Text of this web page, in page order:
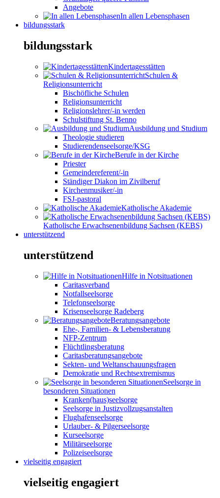
Angebote
In allen Lebensphasen
bildungsstark
bildungsstark
Kindertagesstätten
Schulen &
Religionsunterricht
Bischöfliche Schulen
Religionsunterricht
Religionslehrer/-in werden
Schulstiftung St. Benno
Ausbildung und Studium
Theologie studieren
Studierendenseelsorge/KSG
Berufe in der Kirche
Priester
Gemeindereferent/-in
Ständiger Diakon im Zivilberuf
Kirchenmusiker/-in
FSJ-pastoral
Katholische Akademie
Katholische Erwachsenenbildung Sachsen (KEBS)
unterstützend
unterstützend
Hilfe in Notsituationen
Caritasverband
Notfallseelsorge
Telefonseelsorge
Krisenseelsorge Radeberg
Beratungsangebote
Ehe-, Familien- & Lebensberatung
NFP-Zentrum
Flüchtlingsberatung
Caritasberatungsangebote
Sekten- und Weltanschauungsfragen
Demokratie und Rechtsextremismus
Seelsorge in
besonderen Situationen
Kranken(haus)seelsorge
Seelsorge in Justizvollzugsanstalten
Flughafenseelsorge
Urlauber- & Pilgerseelsorge
Kurseelsorge
Militärseelsorge
Polizeiseelsorge
vielseitig engagiert
vielseitig engagiert